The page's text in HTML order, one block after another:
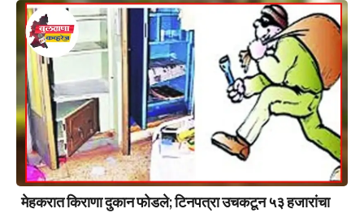
मेहकरात किराणा दुकान फोडले; टिनपत्रा उचकटून ५३ हजारांचा